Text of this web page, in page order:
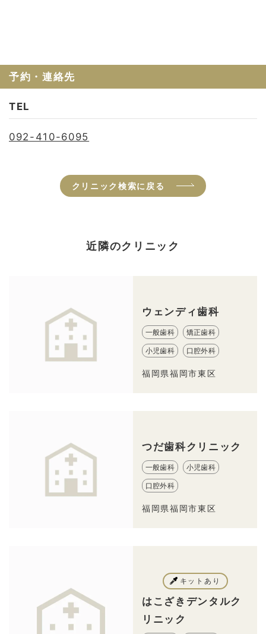
予約・連絡先
TEL
092-410-6095
クリニック検索に戻る
近隣のクリニック
ウェンディ歯科
一般歯科 矯正歯科
小児歯科 口腔外科
福岡県福岡市東区
つだ歯科クリニック
一般歯科 小児歯科
口腔外科
福岡県福岡市東区
キットあり
はこざきデンタルク
リニック